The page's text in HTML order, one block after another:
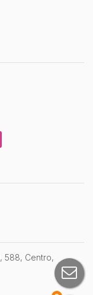
, 588, Centro,